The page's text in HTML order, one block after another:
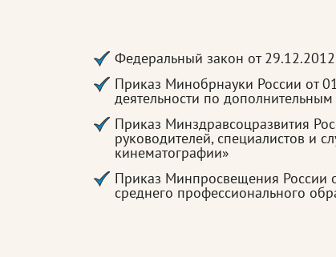
Федеральный закон от
Приказ Минобрнауки России от
деятельности по
Приказ Минздравсоцразвития
руководителей, специалистов и
кинематографии»
Приказ Минпросвещения России
среднего профессионального